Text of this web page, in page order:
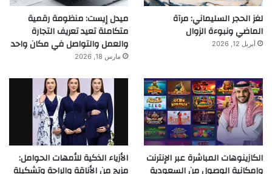
لغز الحجر السليماني: مرآة
الماضي ونبوءة الزوال
أبريل 12, 2026
ميدل إيست: منظومة رقمية
متكاملة تعيد تعريف التجارة
والعمل والتواصل في مكان واحد
مارس 18, 2026
الكازينوهات المباشرة عبر الإنترنت
وإمكانية الوصول من السعودية
الأزياء الذكية للأمهات الحوامل:
مزيج من الأناقة والراحة وتشكيلة